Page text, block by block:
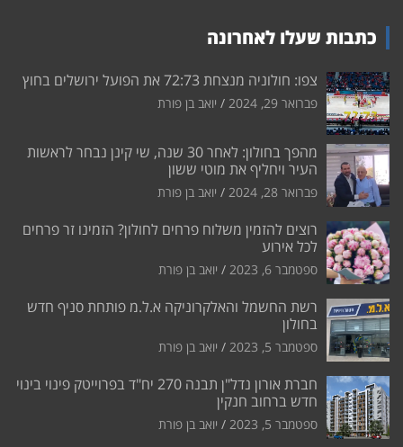
כתבות שעלו לאחרונה
צפו: חולוניה מנצחת 72:73 את הפועל ירושלים בחוץ
פברואר 29, 2024 יואב בן פורת
מהפך בחולון: לאחר 30 שנה, שי קינן נבחר לראשות
העיר ויחליף את מוטי ששון
פברואר 28, 2024 יואב בן פורת
רוצים להזמין משלוח פרחים לחולון? הזמינו זר פרחים
לכל אירוע
ספטמבר 6, 2023 יואב בן פורת
רשת החשמל והאלקרוניקה א.ל.מ פותחת סניף חדש
בחולון
ספטמבר 5, 2023 יואב בן פורת
חברת אורון נדל"ן תבנה 270 יח"ד בפרוייטק פינוי בינוי
חדש ברחוב חנקין
ספטמבר 5, 2023 יואב בן פורת